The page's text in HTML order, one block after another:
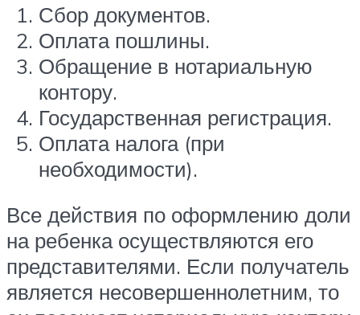
Сбор документов.
Оплата пошлины.
Обращение в нотариальную
контору.
Государственная регистрация.
Оплата налога (при
необходимости).
Все действия по оформлению доли
на ребенка осуществляются его
представителями. Если получатель
является несовершеннолетним, то